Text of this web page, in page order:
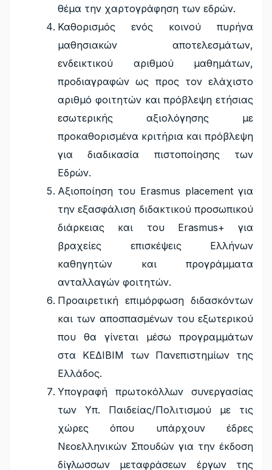
θέμα την χαρτογράφηση των εδρών.
Καθορισμός ενός κοινού πυρήνα
μαθησιακών αποτελεσμάτων,
ενδεικτικού αριθμού μαθημάτων,
προδιαγραφών ως προς τον ελάχιστο
αριθμό φοιτητών και πρόβλεψη ετήσιας
εσωτερικής αξιολόγησης με
προκαθορισμένα κριτήρια και πρόβλεψη
για διαδικασία πιστοποίησης των
Εδρών.
Αξιοποίηση του Erasmus placement για
την εξασφάλιση διδακτικού προσωπικού
διάρκειας και του Erasmus+ για
βραχείες επισκέψεις Ελλήνων
καθηγητών και προγράμματα
ανταλλαγών φοιτητών.
Προαιρετική επιμόρφωση διδασκόντων
και των αποσπασμένων του εξωτερικού
που θα γίνεται μέσω προγραμμάτων
στα ΚΕΔΙΒΙΜ των Πανεπιστημίων της
Ελλάδος.
Υπογραφή πρωτοκόλλων συνεργασίας
των Υπ. Παιδείας/Πολιτισμού με τις
χώρες όπου υπάρχουν έδρες
Νεοελληνικών Σπουδών για την έκδοση
δίγλωσσων μεταφράσεων έργων της